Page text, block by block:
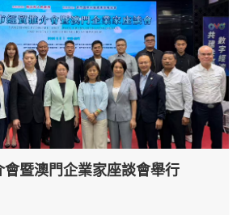
會暨澳門企業家座談會舉行